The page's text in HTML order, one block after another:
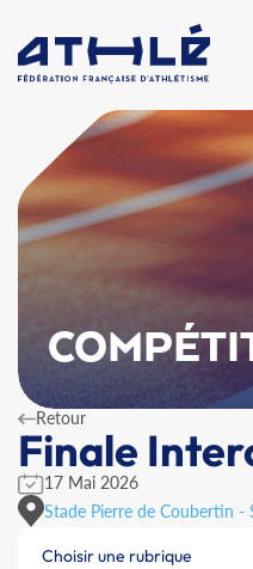
Retour
Finale
17 Mai 2026
Stade Pierre de Coubertin -
Choisir une rubrique